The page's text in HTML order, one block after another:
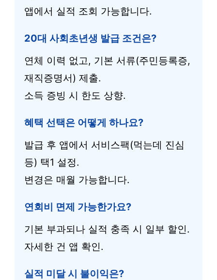
앱에서 실적 조회 가능합니다.
20대 사회초년생 발급 조건은?
연체 이력 없고, 기본 서류(주민등록증,
재직증명서) 제출.
소득 증빙 시 한도 상향.
혜택 선택은 어떻게 하나요?
발급 후 앱에서 서비스팩(먹는데 진심
등) 택1 설정.
변경은 매월 가능합니다.
연회비 면제 가능한가요?
기본 부과되나 실적 충족 시 일부 할인.
자세한 건 앱 확인.
실적 미달 시 불이익은?